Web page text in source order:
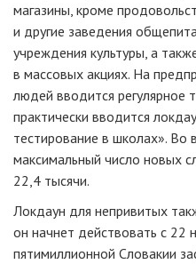
магазины, кроме
и другие заведения
учреждения культуры, а
в массовых акциях. На
людей вводится регулярное
практически вводится
тестирование в школах». Во
максимальный число новых
22,4 тысячи.
Локдаун для непривитых
он начнет действовать с 22
пятимиллионной Словакии